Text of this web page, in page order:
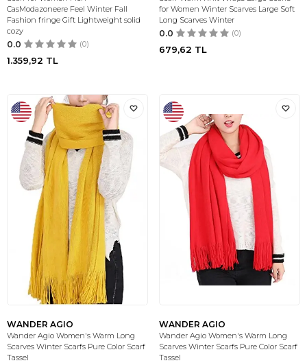
CasModazoneere Feel Winter Fall
Fashion fringe Gift Lightweight solid
cozy
0.0 (0)
1.359,92 TL
for Women Winter Scarves Large Soft
Long Scarves Winter
0.0 (0)
679,62 TL
WANDER AGIO
Wander Agio Women's Warm Long
Scarves Winter Scarfs Pure Color Scarf
Tassel
WANDER AGIO
Wander Agio Women's Warm Long
Scarves Winter Scarfs Pure Color Scarf
Tassel